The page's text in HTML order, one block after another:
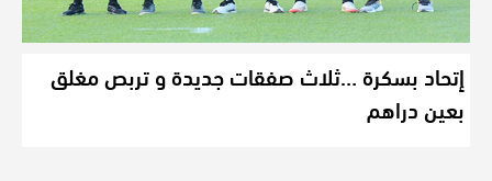
إتحاد بسكرة …ثلاث صفقات جديدة و تربص مغلق
بعين دراهم